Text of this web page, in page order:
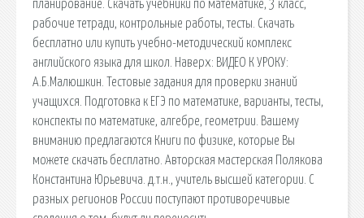
планирование. Скачать учебники по математике, 3 класс,
рабочие тетради, контрольные работы, тесты. Скачать
бесплатно или купить учебно-методический комплекс
английского языка для школ. Наверх: ВИДЕО К УРОКУ:
А.Б.Малюшкин. Тестовые задания для проверки знаний
учащихся. Подготовка к ЕГЭ по математике, варианты, тесты,
конспекты по математике, алгебре, геометрии. Вашему
вниманию предлагаются Книги по физике, которые Вы
можете скачать бесплатно. Авторская мастерская Полякова
Константина Юрьевича. д.т.н., учитель высшей категории. С
разных регионов России поступают противоречивые